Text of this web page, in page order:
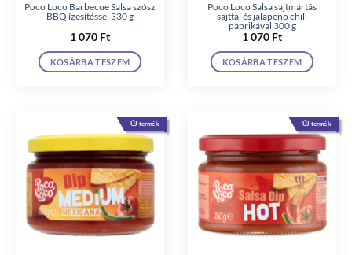
Poco Loco Barbecue Salsa szósz
BBQ ízesítéssel 330 g
1 070 Ft
KOSÁRBA TESZEM
Poco Loco Salsa sajtmártás
sajttal és jalapeno chili
paprikával 300 g
1 070 Ft
KOSÁRBA TESZEM
ÚJ termék ÚJ termék